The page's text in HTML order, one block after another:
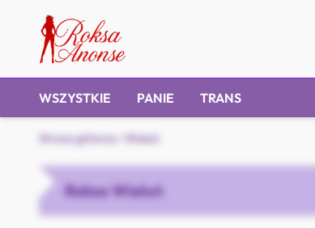
WSZYSTKIE PANIE TRANS
Strona główna Wieluń
Roksa Wieluń